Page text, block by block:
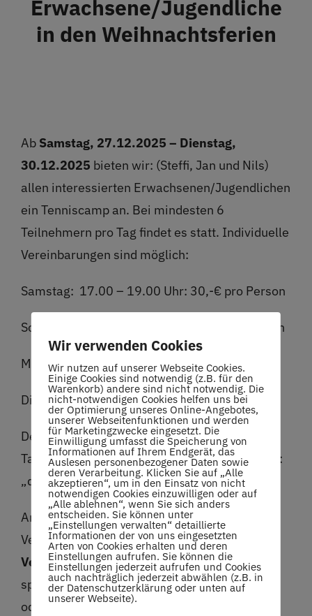
Restaurant
Info
Platz buchen
Erwachsene/Jugendliche
in den Weihnachtsferien
Ab Samstag, 27.12.2025 – Dienstag,
30.12.2025 bieten wir: (Steffi, Jan und Nils)
allen interessierten Erwachsenen/Jugendlichen
ein Tenniscamp an. Bei mindesten 6
Teilnehmern pro Tag findet es statt. Individuelle
Vereinbarungen sind möglich:
Samstag: 17.00 – 19.00 Uhr: 30,-€ pro Person
Sonntag: 11.00 – 14.00 Uhr: 50,-€ pro Person
Montag: 11.00- 14.00 Uhr: 50,-€ pro Person
Dienstag: 11.00-14.00 Uhr: 50,-€ pro Person
Der Fokus liegt auf Technik, Koordination,
Taktik, Freude am Tennis und natürlich wieder:
„der Speck muss weg- nach den Feiertagen“
Ansprechpartner, Fragen und individuelle
Vereinbarungen bitte an Stefanie Reuter.
Verbindliche Anmeldungbitte schnell aber
spätestens bis 30.11.2025: dsreuter@web.de
oder 01749728379
Wir verwenden Cookies
Wir nutzen auf unserer Webseite Cookies.
Einige Cookies sind notwendig (z.B. für den
Warenkorb) andere sind nicht notwendig. Die
nicht-notwendigen Cookies helfen uns bei
der Optimierung unseres Online-Angebotes,
unserer Webseitenfunktionen und werden
für Marketingzwecke eingesetzt. Die
Einwilligung umfasst die Speicherung von
Informationen auf Ihrem Endgerät, das
Auslesen personenbezogener Daten sowie
deren Verarbeitung. Klicken Sie auf „Alle
akzeptieren“, um in den Einsatz von nicht
notwendigen Cookies einzuwilligen oder auf
„Alle ablehnen“, wenn Sie sich anders
entscheiden. Sie können unter
„Einstellungen verwalten“ detaillierte
Informationen der von uns eingesetzten
Arten von Cookies erhalten und deren
Einstellungen aufrufen. Sie können die
Einstellungen jederzeit aufrufen und Cookies
auch nachträglich jederzeit abwählen (z.B. in
der Datenschutzerklärung oder unten auf
unserer Webseite).